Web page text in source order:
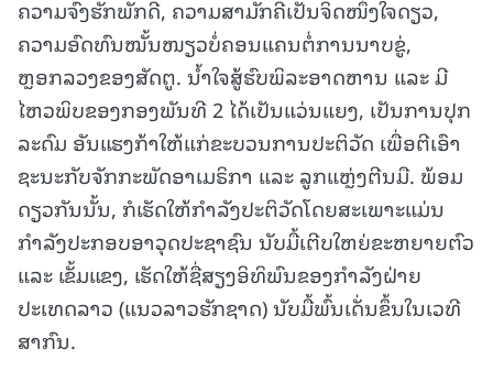
ຄວາມຈົງຮັກພັກດີ, ຄວາມສາມັກຄີເປັນຈິດໜຶ່ງໃຈດຽວ,
ຄວາມອົດທົນໝັ້ນໜຽວບໍ່ຄອນແຄນຕໍ່ການນາບຂູ່,
ຫຼອກລວງຂອງສັດຕູ. ນ້ຳໃຈສູ້ຮົບພິລະອາດຫານ ແລະ ມີ
ໄຫວພິບຂອງກອງພັນທີ 2 ໄດ້ເປັນແວ່ນແຍງ, ເປັນການປຸກ
ລະດົມ ອັນແຮງກ້າໃຫ້ແກ່ຂະບວນການປະຕິວັດ ເພື່ອຕີເອົາ
ຊະນະກັບຈັກກະພັດອາເມຣິກາ ແລະ ລູກແຫຼ່ງຕີນມື. ພ້ອມ
ດຽວກັນນັ້ນ, ກໍເຮັດໃຫ້ກຳລັງປະຕິວັດໂດຍສະເພາະແມ່ນ
ກຳລັງປະກອບອາວຸດປະຊາຊົນ ນັບມື້ເຕີບໃຫຍ່ຂະຫຍາຍຕົວ
ແລະ ເຂັ້ມແຂງ, ເຮັດໃຫ້ຊື່ສຽງອິທິພົນຂອງກໍາລັງຝ່າຍ
ປະເທດລາວ (ແນວລາວຮັກຊາດ) ນັບມື້ພົ້ນເດັ່ນຂຶ້ນໃນເວທີ
ສາກົນ.